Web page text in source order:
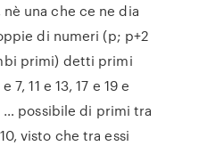
una che ce ne dia
di numeri (p; p+2
primi) detti primi
11 e 13, 17 e 19 e
… possibile di primi tra
visto che tra essi